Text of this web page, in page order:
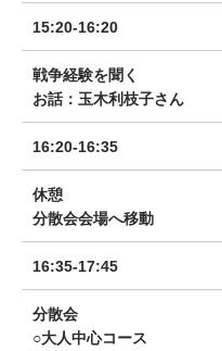
15:20-16:20
戦争経験を聞く
お話：玉木利枝子さん
16:20-16:35
休憩
分散会会場へ移動
16:35-17:45
分散会
○大人中心コース